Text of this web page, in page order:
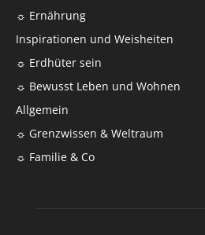
☼ Ernährung
Inspirationen und Weisheiten
☼ Erdhüter sein
☼ Bewusst Leben und Wohnen
Allgemein
☼ Grenzwissen & Weltraum
☼ Familie & Co